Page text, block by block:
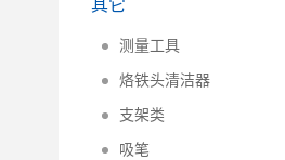
其它
测量工具
烙铁头清洁器
支架类
吸笔